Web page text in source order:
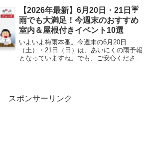
フトビール祭、さらには歴史的な「航空発
祥」を祝う...
【2026年最新】6月20日・21日☔
雨でも大満足！今週末のおすすめ
室内＆屋根付きイベント10選
いよいよ梅雨本番。今週末の6月20日
（土）・21日（日）は、あいにくの雨予報
となっていますね。でも、ご安心くださ
スポンサーリンク